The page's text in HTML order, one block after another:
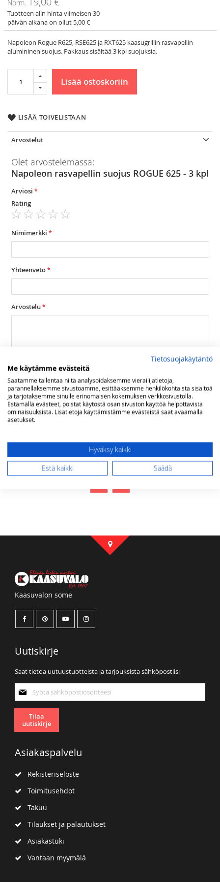
Norm.
Tuotteen alin hinta viimeisen 30
päivän aikana on ollut 5,00 €
Napoleon Rogue R625, RSE625 ja RXT625 kaasugrillin rasvapellin
alumininen suojus. Pakkaus sisältää 3 kpl suojuksia.
Lisää ostoskoriin
LISÄÄ TOIVELISTAAN
Arvostelut
Olet arvostelemassa:
Napoleon rasvapellin suojus ROGUE 625 - 3 kpl
Arviosi
Rating
star
stars
stars
stars
stars
Nimimerkki
Yhteenveto
Arvostelu
SAATTAISIT OLLA KIINNOSTUNUT
MYÖS NÄISTÄ TUOTTEISTA
Kaasuvalon some
Uutiskirje
Saat tietoa uutuustuotteista ja tarjouksista sähköpostiisi
uutiskirjeemme:
Tilaa
uutiskirje
Asiakaspalvelu
Rekisteriseloste
Toimitusehdot
Takuu
Tilaukset ja palautukset
Asiakastuki
Vantaan myymälä
Tietosuojakäytäntö
Me käytämme evästeitä
Saatamme tallentaa niitä analysoidaksemme vierailijatietoja,
parannellaksemme sivustoamme, esittääksemme henkilökohtaista sisältöä
ja tarjotaksemme sinulle erinomaisen kokemuksen verkkosivustolla.
Estämällä evästeet, poistat käytöstä osan sivuston käyttöä helpottavista
ominaisuuksista. Lisätietoja käyttämistämme evästeistä saat avaamalla
asetukset.
Hyväksy kaikki
Estä kaikki Säädä